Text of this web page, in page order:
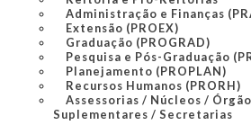
Administração e Finanças
Extensão (PROEX)
Graduação (PROGRAD)
Pesquisa e Pós-Graduação
Planejamento (PROPLAN)
Recursos Humanos (PRORH)
Assessorias / Núcleos /
Suplementares / Secretarias